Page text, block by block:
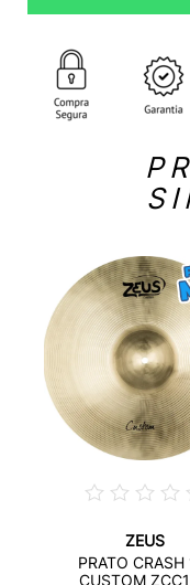
ZEUS
PRATO CRASH
CUSTOM